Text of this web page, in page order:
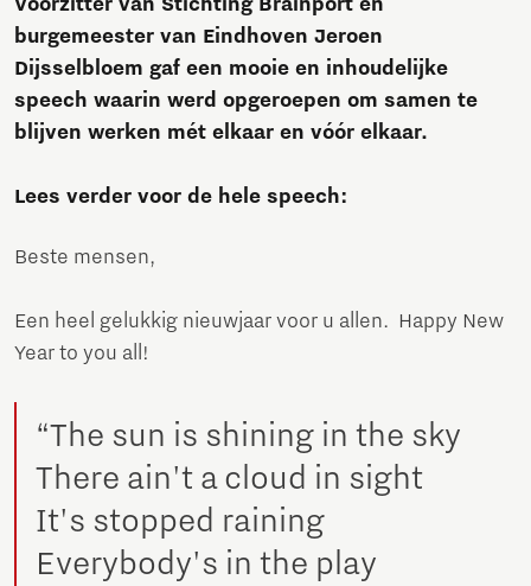
Voorzitter van Stichting Brainport en
burgemeester van Eindhoven Jeroen
Dijsselbloem gaf een mooie en inhoudelijke
speech waarin werd opgeroepen om samen te
blijven werken mét elkaar en vóór elkaar.
Lees verder voor de hele speech:
Beste mensen,
Een heel gelukkig nieuwjaar voor u allen. Happy New
Year to you all!
“The sun is shining in the sky
There ain't a cloud in sight
It's stopped raining
Everybody's in the play